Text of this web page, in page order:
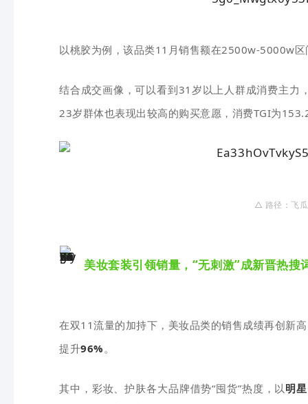
以桃胶为例，该品类11月销售额在2500w-5000w区
结合成交画像，可以看到31岁以上人群成消费主力
23岁群体也表现出较高的购买意愿，消费TGI为
△ 路径： 飞
美妆套装引领销量，“无刺激”成新晋热搜
在双11流量的加持下，美妆品类的销售成绩再创新
提升96%。
其中，彩妆、护肤各大品牌借势“囤货”热度，以明